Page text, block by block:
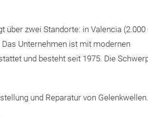
über zwei Standorte: in Valencia (2.000
Das Unternehmen ist mit modernen
und besteht seit 1975. Die
und Reparatur von Gelenkwellen.